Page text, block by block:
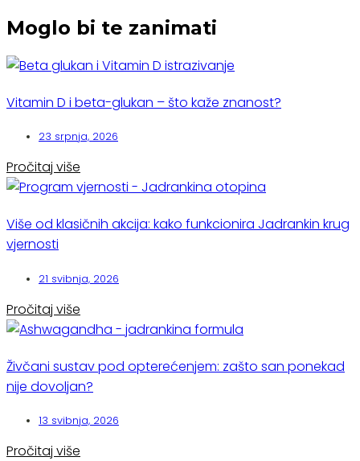
Moglo bi te zanimati
Vitamin D i beta-glukan – što kaže znanost?
23 srpnja, 2026
Pročitaj više
Više od klasičnih akcija: kako funkcionira Jadrankin krug
vjernosti
21 svibnja, 2026
Pročitaj više
Živčani sustav pod opterećenjem: zašto san ponekad
nije dovoljan?
13 svibnja, 2026
Pročitaj više